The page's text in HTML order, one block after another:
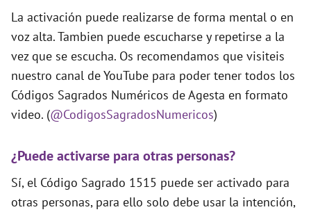
La activación puede realizarse de forma mental o en
voz alta. Tambien puede escucharse y repetirse a la
vez que se escucha. Os recomendamos que visiteis
nuestro canal de YouTube para poder tener todos los
Códigos Sagrados Numéricos de Agesta en formato
video. (@CodigosSagradosNumericos)
¿Puede activarse para otras personas?
Sí, el Código Sagrado 1515 puede ser activado para
otras personas, para ello solo debe usar la intención,